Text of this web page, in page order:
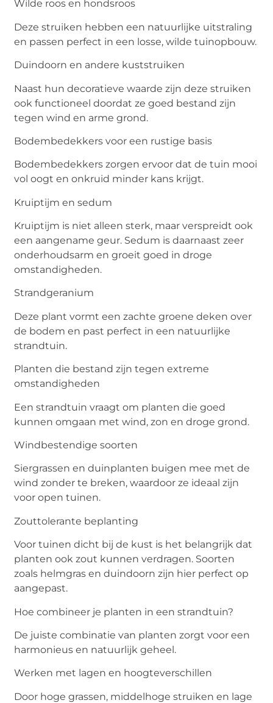
Wilde roos en hondsroos
Deze struiken hebben een natuurlijke uitstraling
en passen perfect in een losse, wilde tuinopbouw.
Duindoorn en andere kuststruiken
Naast hun decoratieve waarde zijn deze struiken
ook functioneel doordat ze goed bestand zijn
tegen wind en arme grond.
Bodembedekkers voor een rustige basis
Bodembedekkers zorgen ervoor dat de tuin mooi
vol oogt en onkruid minder kans krijgt.
Kruiptijm en sedum
Kruiptijm is niet alleen sterk, maar verspreidt ook
een aangename geur. Sedum is daarnaast zeer
onderhoudsarm en groeit goed in droge
omstandigheden.
Strandgeranium
Deze plant vormt een zachte groene deken over
de bodem en past perfect in een natuurlijke
strandtuin.
Planten die bestand zijn tegen extreme
omstandigheden
Een strandtuin vraagt om planten die goed
kunnen omgaan met wind, zon en droge grond.
Windbestendige soorten
Siergrassen en duinplanten buigen mee met de
wind zonder te breken, waardoor ze ideaal zijn
voor open tuinen.
Zouttolerante beplanting
Voor tuinen dicht bij de kust is het belangrijk dat
planten ook zout kunnen verdragen. Soorten
zoals helmgras en duindoorn zijn hier perfect op
aangepast.
Hoe combineer je planten in een strandtuin?
De juiste combinatie van planten zorgt voor een
harmonieus en natuurlijk geheel.
Werken met lagen en hoogteverschillen
Door hoge grassen, middelhoge struiken en lage